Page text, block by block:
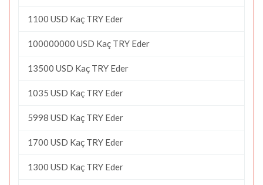
1100 USD Kaç TRY Eder
100000000 USD Kaç TRY Eder
13500 USD Kaç TRY Eder
1035 USD Kaç TRY Eder
5998 USD Kaç TRY Eder
1700 USD Kaç TRY Eder
1300 USD Kaç TRY Eder